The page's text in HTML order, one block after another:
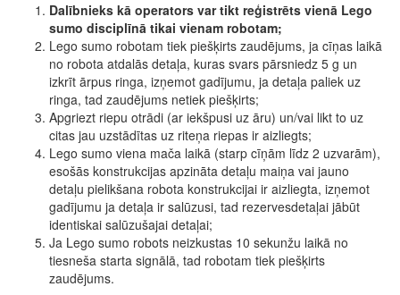
Dalībnieks kā operators var tikt reģistrēts vienā Lego
sumo disciplīnā tikai vienam robotam;
Lego sumo robotam tiek piešķirts zaudējums, ja cīņas laikā
no robota atdalās detaļa, kuras svars pārsniedz 5 g un
izkrīt ārpus ringa, izņemot gadījumu, ja detaļa paliek uz
ringa, tad zaudējums netiek piešķirts;
Apgriezt riepu otrādi (ar iekšpusi uz āru) un/vai likt to uz
citas jau uzstādītas uz riteņa riepas ir aizliegts;
Lego sumo viena mača laikā (starp cīņām līdz 2 uzvarām),
esošās konstrukcijas apzināta detaļu maiņa vai jauno
detaļu pielikšana robota konstrukcijai ir aizliegta, izņemot
gadījumu ja detaļa ir salūzusi, tad rezervesdetaļai jābūt
identiskai salūzušajai detaļai;
Ja Lego sumo robots neizkustas 10 sekunžu laikā no
tiesneša starta signālā, tad robotam tiek piešķirts
zaudējums.